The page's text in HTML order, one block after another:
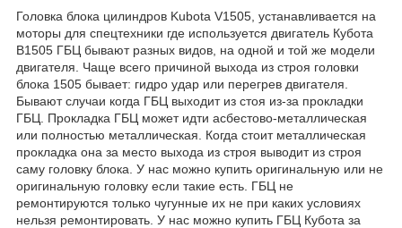
Головка блока цилиндров Kubota V1505, устанавливается на
моторы для спецтехники где используется двигатель Кубота
В1505 ГБЦ бывают разных видов, на одной и той же модели
двигателя. Чаще всего причиной выхода из строя головки
блока 1505 бывает: гидро удар или перегрев двигателя.
Бывают случаи когда ГБЦ выходит из стоя из-за прокладки
ГБЦ. Прокладка ГБЦ может идти асбестово-металлическая
или полностью металлическая. Когда стоит металлическая
прокладка она за место выхода из строя выводит из строя
саму головку блока. У нас можно купить оригинальную или не
оригинальную головку если такие есть. ГБЦ не
ремонтируются только чугунные их не при каких условиях
нельзя ремонтировать. У нас можно купить ГБЦ Кубота за